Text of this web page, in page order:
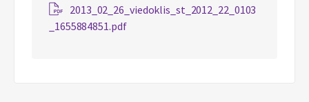
2013_02_26_viedoklis_st_2012_22_0103
_1655884851.pdf